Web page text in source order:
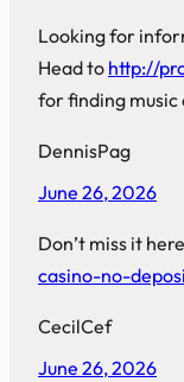
Looking for
Head to http://
for finding music
DennisPag
June 26, 2026
Don’t miss it
casino-no-
CecilCef
June 26, 2026